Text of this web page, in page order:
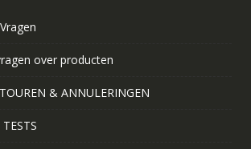
over producten
& ANNULERINGEN